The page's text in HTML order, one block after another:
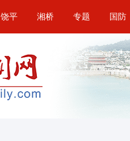
饶平 湘桥 专题 国防